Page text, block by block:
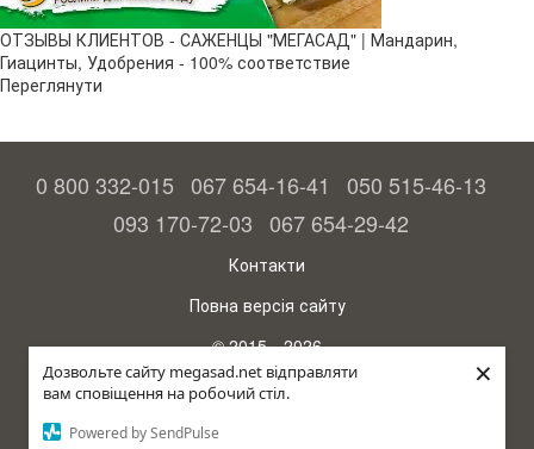
Дозвольте сайту megasad.net відправляти
вам сповіщення на робочий стіл.
Powered by SendPulse
×
ОТЗЫВЫ КЛИЕНТОВ - САЖЕНЦЫ "МЕГАСАД" | Мандарин,
Гиацинты, Удобрения - 100% соответствие
Переглянути
0 800 332-015 067 654-16-41
050 515-46-13
093 170-72-03 067 654-29-42
Контакти
Повна версія сайту
© 2015—2026
Megasad – гарантія високого врожаю